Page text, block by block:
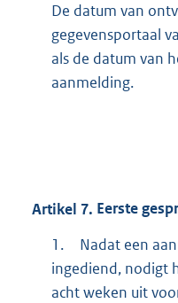
De datum van
gegevensportaal
als de datum van
aanmelding.
Artikel 7. Eerste
1.
Nadat een
ingediend, nodigt
acht weken uit